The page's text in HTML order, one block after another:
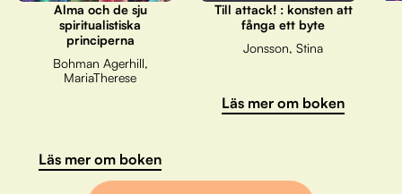
Alma och de sju
spiritualistiska
principerna
Bohman Agerhill,
MariaTherese
Läs mer om boken
Till attack! : konsten att
fånga ett byte
Jonsson, Stina
Läs mer om boken